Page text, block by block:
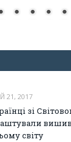
21, 2017
зі
світу